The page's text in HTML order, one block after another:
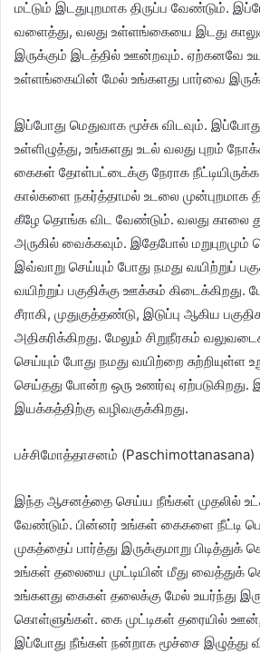
மட்டும் இடதுபுறமாக திருப்ப வேண்டும்.
வளைத்து, வலது உள்ளங்கையை இடது
இருக்கும் இடத்தில் ஊன்றவும். ஏற்கனவே
உள்ளங்கையின் மேல் உங்களது பார்வை
இப்போது மெதுவாக மூச்சு விடவும்.
உள்ளிழுத்து, உங்களது உடல் வலது புறம்
கைகள் தோள்பட்டைக்கு நேராக
கால்களை நகர்த்தாமல் உடலை முன்புறமாக
கீழே தொங்க விட வேண்டும். வலது காலை
அருகில் வைக்கவும். இதேபோல்
இவ்வாறு செய்யும் போது நமது வயிற்றுப்
வயிற்றுப் பகுதிக்கு ஊக்கம் கிடைக்கிறது.
சீராகி, முதுகுத்தண்டு, இடுப்பு ஆகிய
அதிகரிக்கிறது. மேலும் சிறுநீரகம்
செய்யும் போது நமது வயிற்றை சுற்றியுள்ள
செய்தது போன்ற ஒரு உணர்வு ஏற்படுகிறது.
இயக்கத்திற்கு வழிவகுக்கிறது.
பச்சிமோத்தாசனம் (Paschimottanasana)
இந்த ஆசனத்தை செய்ய நீங்கள் முதலில்
வேண்டும். பின்னர் உங்கள் கைகளை நீட்டி
முகத்தைப் பார்த்து இருக்குமாறு
உங்கள் தலையை முட்டியின் மீது வைத்துக்
உங்களது கைகள் தலைக்கு மேல் உயர்ந்து
கொள்ளுங்கள். கை முட்டிகள் தரையில்
இப்போது நீங்கள் நன்றாக மூச்சை இழுத்து